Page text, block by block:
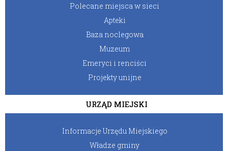
Polecane miejsca w sieci
Apteki
Baza noclegowa
Muzeum
Emeryci i renciści
Projekty unijne
URZĄD MIEJSKI
Informacje Urzędu Miejskiego
Władze gminy